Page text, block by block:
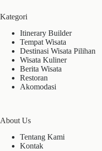
Kategori
Itinerary Builder
Tempat Wisata
Destinasi Wisata Pilihan
Wisata Kuliner
Berita Wisata
Restoran
Akomodasi
About Us
Tentang Kami
Kontak